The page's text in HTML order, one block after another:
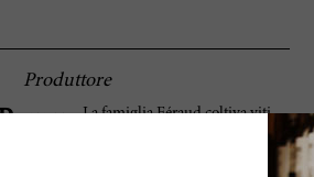
Produttore
La famiglia Féraud coltiva viti,
olivi e ciliegi dal 1670. Tuttavia,
Domaine du Pégau fu fondato solo